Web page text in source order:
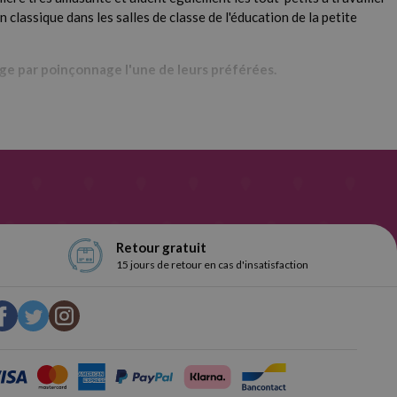
dans les salles de classe de l'éducation de la petite
par poinçonnage l'une de leurs préférées.
une pointe en plastique épaisse, avec une pointe en acier et
Retour gratuit
15 jours de retour en cas d'insatisfaction